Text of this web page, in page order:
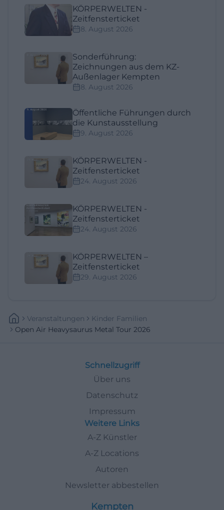
KÖRPERWELTEN -
Zeitfensterticket
8. August 2026
Sonderführung:
Zeichnungen aus dem KZ-
Außenlager Kempten
8. August 2026
Öffentliche Führungen durch
die Kunstausstellung
9. August 2026
KÖRPERWELTEN -
Zeitfensterticket
24. August 2026
KÖRPERWELTEN -
Zeitfensterticket
24. August 2026
KÖRPERWELTEN –
Zeitfensterticket
29. August 2026
Veranstaltungen
Kinder Familien
Open Air Heavysaurus Metal Tour 2026
Schnellzugriff
Über uns
Datenschutz
Impressum
Weitere Links
A-Z Künstler
A-Z Locations
Autoren
Newsletter abbestellen
Kempten